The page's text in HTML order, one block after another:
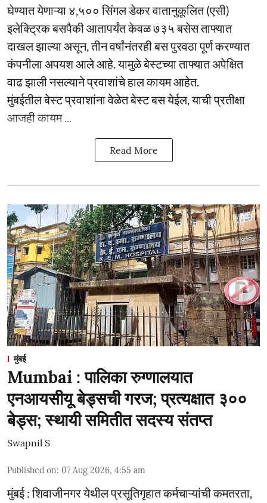
घेण्यात येणाऱ्या ४,५०० सिंगल डेकर वातानुकूलित (एसी)
इलेक्ट्रिक बसपैकी आतापर्यंत केवळ ७३५ बसेस ताफ्यात
दाखल झाल्या असून, तीन वर्षांनंतरही बस पुरवठा पूर्ण करण्यात
कंपनीला अपयश आले आहे. यामुळे बेस्टच्या ताफ्यात अपेक्षित
वाढ झाली नसल्याने प्रवाशांचे हाल कायम आहेत.
मुंबईतील बेस्ट प्रवाशांना वेळेत बेस्ट बस येईल, याची प्रतीक्षा
आजही कायम ...
Read More
मुंबई
Mumbai : पालिका रुग्णालयात
एनआयसीयू बेड्सची गरज; प्रत्यक्षात ३००
बेड्स; स्थायी समितीत सदस्य संतप्त
Swapnil S
Published on: 07 Aug 2026, 4:55 am
मुंबई : शिवाजीनगर येथील प्रसूतिगृहात कर्मचाऱ्यांची कमतरता,